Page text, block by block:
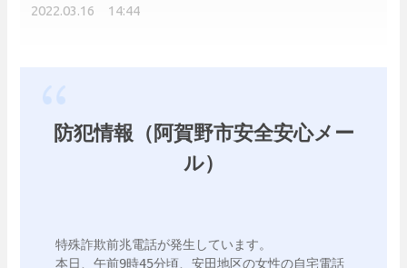
2022.03.16 14:44
防犯情報（阿賀野市安全安心メー
ル）
特殊詐欺前兆電話が発生しています。
本日、午前9時45分頃、安田地区の女性の自宅電話